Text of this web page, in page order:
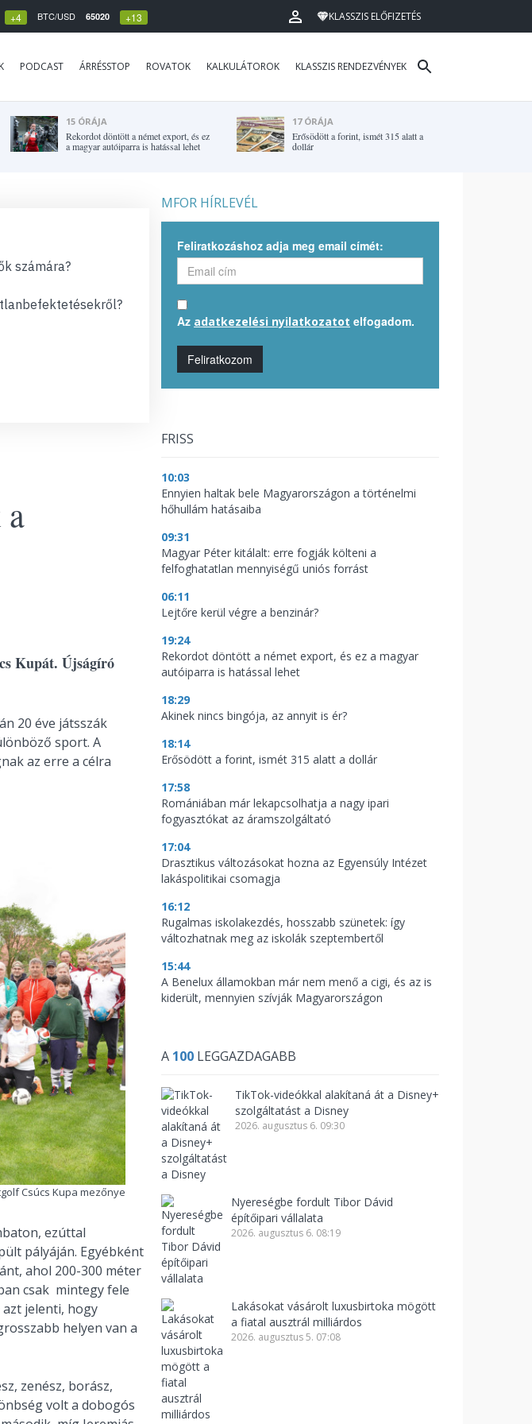
+4 BTC/USD 65020 +13 KLASSZIS ELŐFIZETÉS
PODCAST ÁRRÉSSTOP ROVATOK KALKULÁTOROK KLASSZIS RENDEZVÉNYEK
15 ÓRÁJA
Rekordot döntött a német export, és ez
a magyar autóiparra is hatással lehet
17 ÓRÁJA
Erősödött a forint, ismét 315 alatt a
dollár
számára?
Kupát. Újságíró
20 éve játsszák
sport. A
az erre a célra
Csúcs Kupa mezőnye
ezúttal
pályáján. Egyébként
ahol 200-300 méter
csak mintegy fele
azt jelenti, hogy
helyen van a
zenész, borász,
volt a dobogós
MFOR HÍRLEVÉL
Feliratkozáshoz adja meg email címét:
Az adatkezelési nyilatkozatot elfogadom.
Feliratkozom
FRISS
10:03
Ennyien haltak bele Magyarországon a történelmi
hőhullám hatásaiba
09:31
Magyar Péter kitálalt: erre fogják költeni a
felfoghatatlan mennyiségű uniós forrást
06:11
Lejtőre kerül végre a benzinár?
19:24
Rekordot döntött a német export, és ez a magyar
autóiparra is hatással lehet
18:29
Akinek nincs bingója, az annyit is ér?
18:14
Erősödött a forint, ismét 315 alatt a dollár
17:58
Romániában már lekapcsolhatja a nagy ipari
fogyasztókat az áramszolgáltató
17:04
Drasztikus változásokat hozna az Egyensúly Intézet
lakáspolitikai csomagja
16:12
Rugalmas iskolakezdés, hosszabb szünetek: így
változhatnak meg az iskolák szeptembertől
15:44
A Benelux államokban már nem menő a cigi, és az is
kiderült, mennyien szívják Magyarországon
A 100 LEGGAZDAGABB
TikTok-videókkal alakítaná át a Disney+
szolgáltatást a Disney
2026. augusztus 6. 09:30
Nyereségbe fordult Tibor Dávid
építőipari vállalata
2026. augusztus 6. 08:19
Lakásokat vásárolt luxusbirtoka mögött
a fiatal ausztrál milliárdos
2026. augusztus 5. 07:08